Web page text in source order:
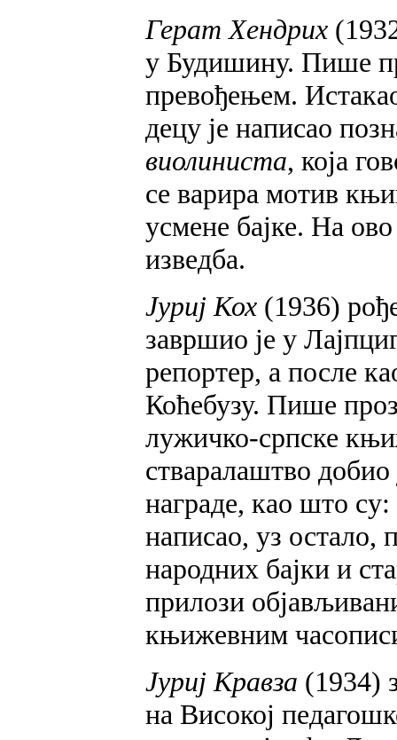
Герат Хендрих
у Будишину. Пише
превођењем.
децу је написао
виолиниста, која
се варира мотив
усмене бајке. На
изведба.
Јуриј Кох (1936)
завршио је у
репортер, а после
Коћебузу. Пише
лужичко-српске
стваралаштво
награде, као што су:
написао, уз остало,
народних бајки и
прилози
књижевним
Јуриј Кравза (1934)
на Високој